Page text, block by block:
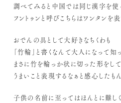
調べてみると中国では同じ漢字を使
フントゥンと呼びこちらはワンタンを表
おでんの具として大好きなちくわも
「竹輪」と書くなんて大人になって知
まさに竹を輪っか状に切った形をして
うまいこと表現するなぁと感心したも
子供の名前に至ってはほんとに難しく